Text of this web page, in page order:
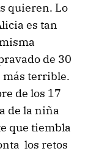
quieren. Lo
es tan
de 30
más terrible.
de los 17
de la niña
que tiembla
los retos